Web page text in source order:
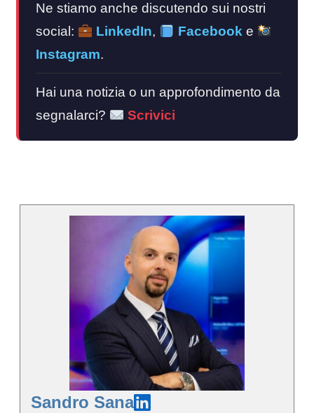
Ne stiamo anche discutendo sui nostri
social:
LinkedIn, Facebooke
Instagram.
Hai una notizia o un approfondimento da
segnalarci?
Scrivici
Sandro Sana